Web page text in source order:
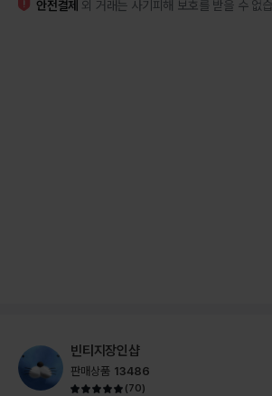
안전결제 외 거래는 사기피해 보호를 받을 수 없
빈티지장인샵
판매상품 13486
(70)